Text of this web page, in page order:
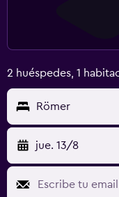
2 huéspedes, 1
Römer
jue. 13/8